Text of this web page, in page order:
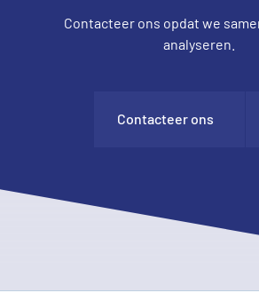
Contacteer ons opdat we
analyseren.
Contacteer ons